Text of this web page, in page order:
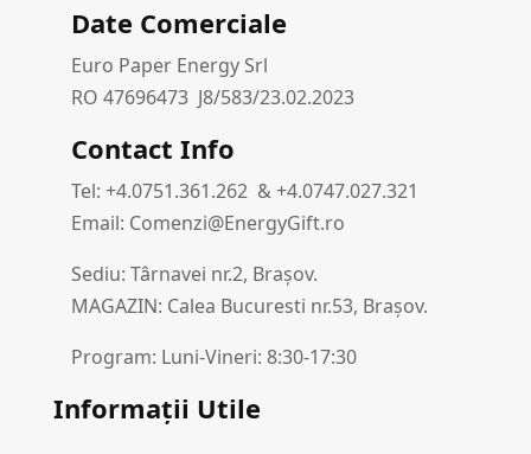
Date Comerciale
Euro Paper Energy Srl
RO 47696473 J8/583/23.02.2023
Contact Info
Tel: +4.0751.361.262 & +4.0747.027.321
Email: Comenzi@EnergyGift.ro
Sediu: Târnavei nr.2, Brașov.
MAGAZIN: Calea Bucuresti nr.53, Brașov.
Program: Luni-Vineri: 8:30-17:30
Informații Utile